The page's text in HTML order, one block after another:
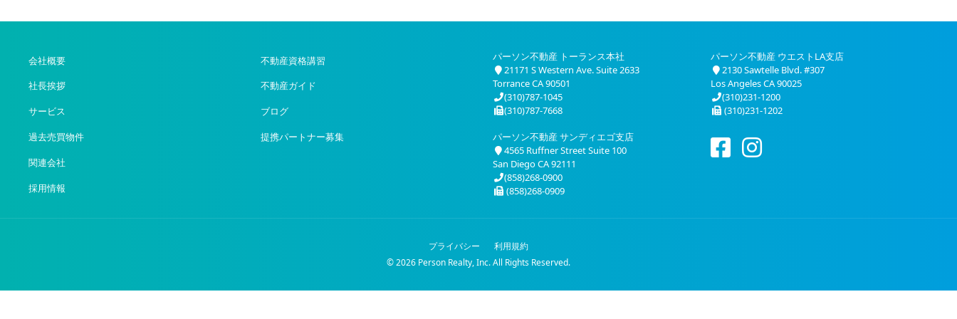
会社概要
社長挨拶
サービス
過去売買物件
関連会社
採用情報
不動産資格講習
不動産ガイド
ブログ
提携パートナー募集
パーソン不動産 トーランス本社
21171 S Western Ave. Suite 2633
Torrance CA 90501
(310)787-1045
(310)787-7668
パーソン不動産 ウエストLA支店
2130 Sawtelle Blvd. #307
Los Angeles CA 90025
(310)231-1200
(310)231-1202
パーソン不動産 サンディエゴ支店
4565 Ruffner Street Suite 100
San Diego CA 92111
(858)268-0900
(858)268-0909
プライバシー
利用規約
© 2026 Person Realty, Inc. All Rights Reserved.